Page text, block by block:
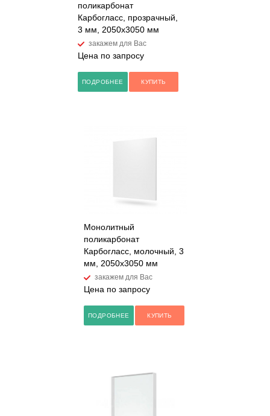
поликарбонат
Карбогласс, прозрачный,
3 мм, 2050х3050 мм
закажем для Вас
Цена по запросу
ПОДРОБНЕЕ КУПИТЬ
Монолитный
поликарбонат
Карбогласс, молочный, 3
мм, 2050х3050 мм
закажем для Вас
Цена по запросу
ПОДРОБНЕЕ КУПИТЬ